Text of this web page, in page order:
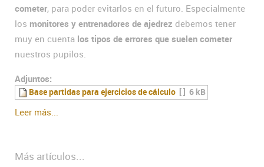
cometer, para poder evitarlos en el futuro. Especialmente
los monitores y entrenadores de ajedrez debemos tener
muy en cuenta los tipos de errores que suelen cometer
nuestros pupilos.
Adjuntos:
Base partidas para ejercicios de cálculo [ ] 6 kB
Leer más...
Más artículos...